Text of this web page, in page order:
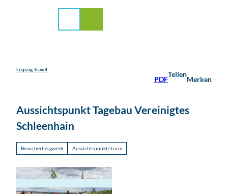
Leipzig Travel
PDF
Teilen
Merken
Aussichtspunkt Tagebau Vereinigtes
Schleenhain
Besucherbergwerk Aussichtspunkt/-turm